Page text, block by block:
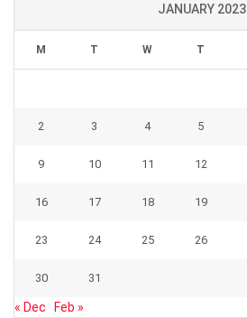
JANUARY 2023
M T W T
2 3 4 5
9 10 11 12
16 17 18 19
23 24 25 26
30 31
« Dec Feb »